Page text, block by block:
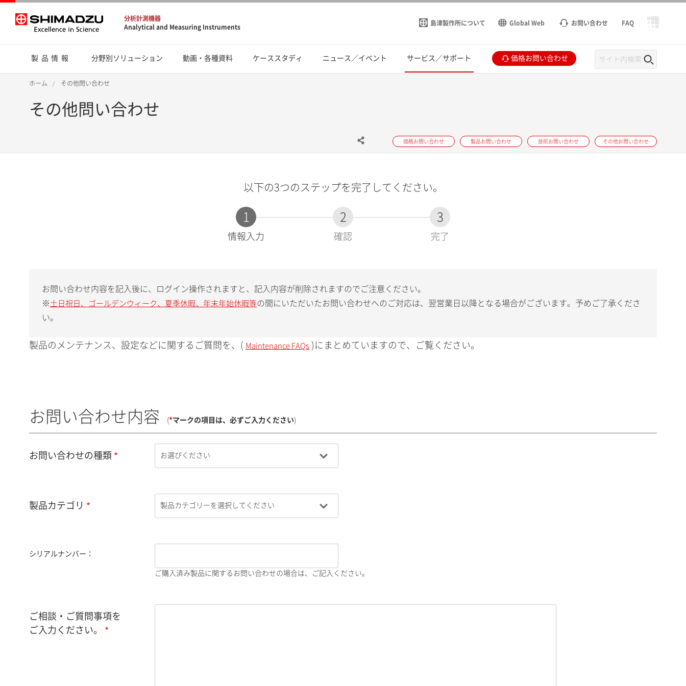
分析計測機器
Analytical and Measuring Instruments
島津製作所について Global Web お問い合わせ FAQ
製品情報 分野別ソリューション 動画・各種資料 ケーススタディ ニュース／イベント サービス／サポート 価格お問い合わせ
ホーム その他問い合わせ
その他問い合わせ
価格お問い合わせ 製品お問い合わせ 技術お問い合わせ その他お問い合わせ
以下の3つのステップを完了してください。
1
現
情報入力
2
確認
3
完了
お問い合わせ内容を記入後に、ログイン操作されますと、記入内容が削除されますのでご注意ください。
※ 土日祝日、ゴールデンウィーク、夏季休暇、年末年始休暇等の間にいただいたお問い合わせへのご対応は、翌営業日以降となる場合がございます。予めご了承くださ
い。
製品のメンテナンス、設定などに関するご質問を、( Maintenance FAQs )にまとめていますので、ご覧ください。
お問い合わせ内容 (*マークの項目は、必ずご入力ください)
お問い合わせの種類
製品カテゴリ
シリアルナンバー：
ご購入済み製品に関するお問い合わせの場合は、ご記入ください。
ご相談・ご質問事項を
ご入力ください。